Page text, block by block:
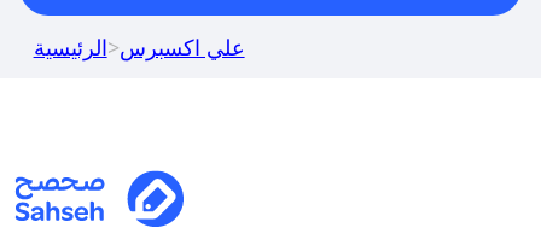
الرئيسية>علي اكسبرس